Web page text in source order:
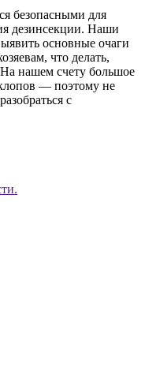
безопасными для
дезинсекции. Наши
основные очаги
что делать,
нашем счету большое
— поэтому не
с